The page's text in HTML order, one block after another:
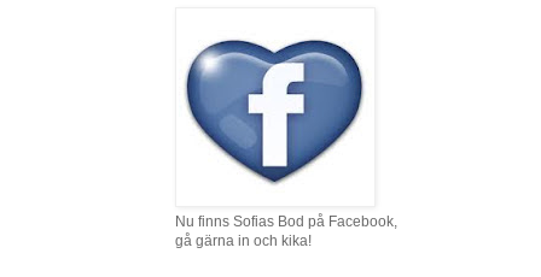
Nu finns Sofias Bod på Facebook,
gå gärna in och kika!